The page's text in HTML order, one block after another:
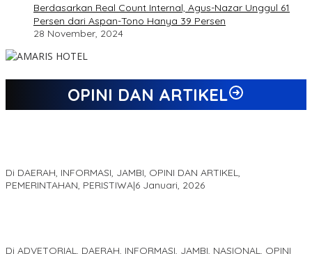
Berdasarkan Real Count Internal, Agus-Nazar Unggul 61
Persen dari Aspan-Tono Hanya 39 Persen
28 November, 2024
OPINI DAN ARTIKEL
Di DAERAH, INFORMASI, JAMBI, OPINI DAN ARTIKEL,
PEMERINTAHAN, PERISTIWA|6 Januari, 2026
Di ADVETORIAL, DAERAH, INFORMASI, JAMBI, NASIONAL, OPINI